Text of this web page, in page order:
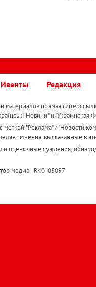
Ивенты Редакция
прямая
Новини" и "Украинская
"Реклама" / "Новости
мнения, высказанные в
и оценочные суждения,
медиа - R40-05097